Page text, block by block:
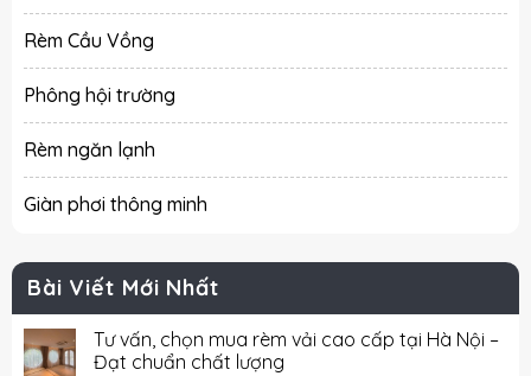
Rèm Cầu Vồng
Phông hội trường
Rèm ngăn lạnh
Giàn phơi thông minh
Bài Viết Mới Nhất
Tư vấn, chọn mua rèm vải cao cấp tại Hà Nội –
Đạt chuẩn chất lượng